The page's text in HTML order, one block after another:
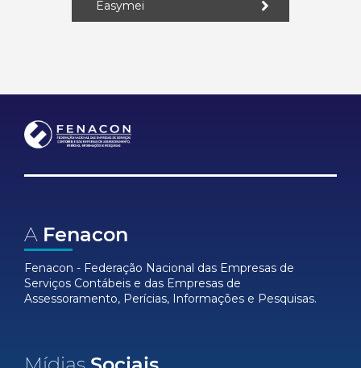
Easymei
A Fenacon
Fenacon - Federação Nacional das Empresas de
Serviços Contábeis e das Empresas de
Assessoramento, Perícias, Informações e Pesquisas.